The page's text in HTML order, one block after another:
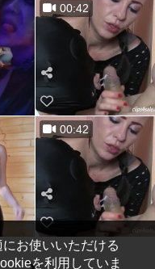
00:42
00:42
お使いいただける
を利用していま